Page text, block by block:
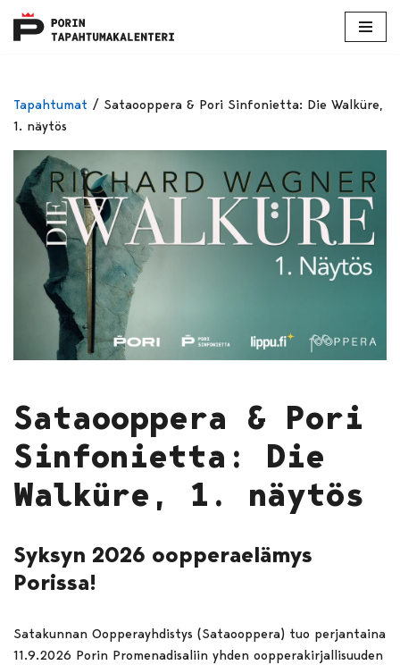
Tapahtumat / Sataooppera & Pori Sinfonietta: Die Walküre,
1. näytös
Sataooppera & Pori
Sinfonietta: Die
Walküre, 1. näytös
Syksyn 2026 oopperaelämys
Porissa!
Satakunnan Oopperayhdistys (Sataooppera) tuo perjantaina
11.9.2026 Porin Promenadisaliin yhden oopperakirjallisuuden